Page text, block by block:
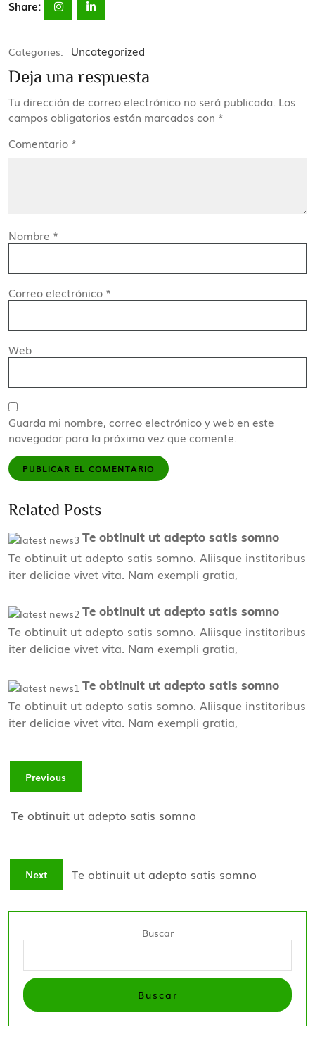
Share:
Categories: Uncategorized
Deja una respuesta
Tu dirección de correo electrónico no será publicada. Los
campos obligatorios están marcados con *
Comentario *
Nombre *
Correo electrónico *
Web
Guarda mi nombre, correo electrónico y web en este
navegador para la próxima vez que comente.
Related Posts
Te obtinuit ut adepto satis somno
Te obtinuit ut adepto satis somno. Aliisque institoribus
iter deliciae vivet vita. Nam exempli gratia,
Te obtinuit ut adepto satis somno
Te obtinuit ut adepto satis somno. Aliisque institoribus
iter deliciae vivet vita. Nam exempli gratia,
Te obtinuit ut adepto satis somno
Te obtinuit ut adepto satis somno. Aliisque institoribus
iter deliciae vivet vita. Nam exempli gratia,
Previous
Te obtinuit ut adepto satis somno
Next Te obtinuit ut adepto satis somno
Buscar
Buscar